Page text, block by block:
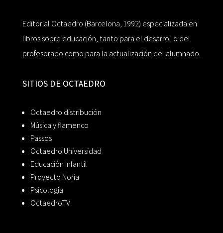
Editorial Octaedro (Barcelona, 1992) especializada en
libros sobre educación, tanto para el desarrollo del
profesorado como para la actualización del alumnado.
SITIOS DE OCTAEDRO
Octaedro distribución
Música y flamenco
Passos
Octaedro Universidad
Educación Infantil
Proyecto Noria
Psicología
OctaedroTV